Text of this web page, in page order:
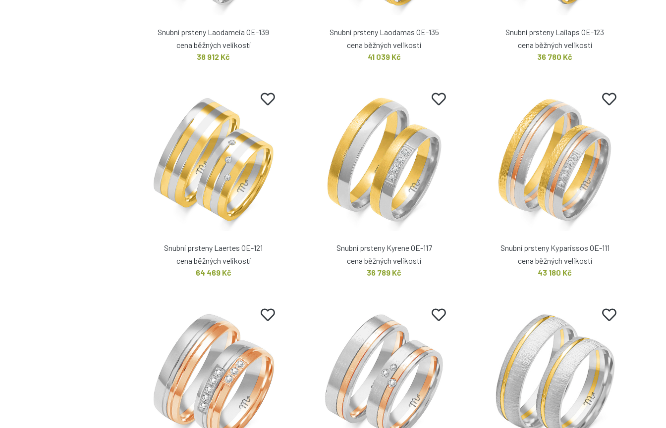
Snubní prsteny Laodameia OE-139
cena běžných velikostí
38 912 Kč
Snubní prsteny Laodamas OE-135
cena běžných velikostí
41 039 Kč
Snubní prsteny Lailaps OE-123
cena běžných velikostí
36 780 Kč
Snubní prsteny Laertes OE-121
cena běžných velikostí
64 469 Kč
Snubní prsteny Kyrene OE-117
cena běžných velikostí
36 789 Kč
Snubní prsteny Kyparissos OE-111
cena běžných velikostí
43 180 Kč